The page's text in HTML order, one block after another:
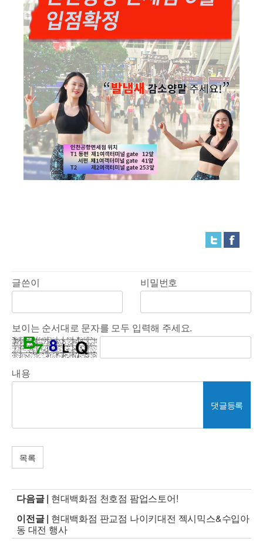
글쓴이 비밀번호
보이는 순서대로 문자를 모두 입력해 주세요.
내용
댓글등록
목록
다음글 | 현대백화점 천호점 팜업스토어!
이전글 | 현대백화점 판교점 나이키대전 젝시믹스&수입아
동 대전 행사